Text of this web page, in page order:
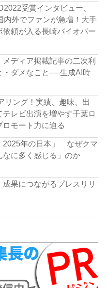
受賞インタビュー、
内外でファンが急増！大手
頼が入る長崎バイオパー
メディア掲載記事の二次利
・ダメなこと──生成AI時
リング！実績、趣味、出
レビ出演を増やす千葉ロ
ロモート力に迫る
2025年の日本」 なぜクマ
なに多く感じる」のか
果につながるプレスリリ